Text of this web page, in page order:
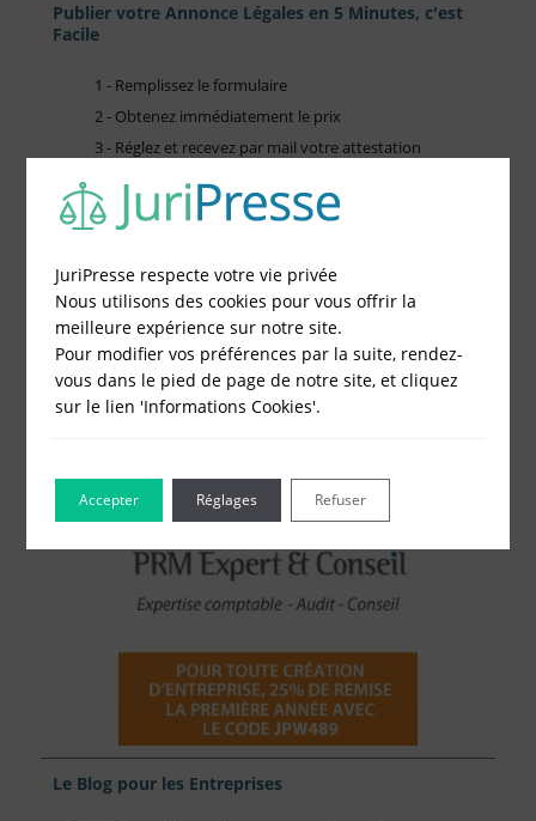
Publier votre Annonce Légales en 5 Minutes, c'est
Facile
1 - Remplissez le formulaire
2 - Obtenez immédiatement le prix
3 - Réglez et recevez par mail votre attestation
Choisissez votre formulaire :
Constitution de société
Fonds de Commerce
Cessation d'activité
Le Blog pour les Entreprises
JuriPresse respecte votre vie privée
Nous utilisons des cookies pour vous offrir la
meilleure expérience sur notre site.
Pour modifier vos préférences par la suite, rendez-
vous dans le pied de page de notre site, et cliquez
sur le lien 'Informations Cookies'.
Accepter Refuser
Réglages